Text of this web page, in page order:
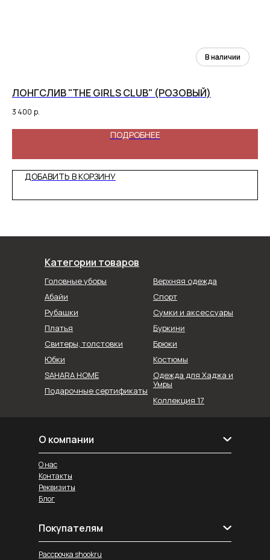
ЛОНГСЛИВ "THE GIRLS CLUB" (РОЗОВЫЙ)
3 400 р.
ПОДРОБНЕЕ
ДОБАВИТЬ В КОРЗИНУ
Категории товаров
Головные уборы
Абайи
Рубашки
Коллекция 17
Спорт
Верхняя одежда
Сумки и аксессуары
Юбки
Брюки
SAHARA HOME
Платья
Свитеры, толстовки
Буркини
Костюмы
Подарочные сертификаты
Одежда для Хаджа и
Умры
О компании
Реквизиты
Блог
О нас
Контакты
Покупателям
Рассрочка shookru